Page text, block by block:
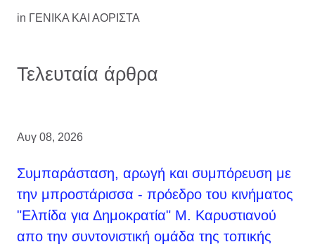
in ΓΕΝΙΚΑ ΚΑΙ ΑΟΡΙΣΤΑ
Τελευταία άρθρα
Αυγ 08, 2026
Συμπαράσταση, αρωγή και συμπόρευση με
την μπροστάρισσα - πρόεδρο του κινήματος
"Ελπίδα για Δημοκρατία" Μ. Καρυστιανού
απο την συντονιστική ομάδα της τοπικής